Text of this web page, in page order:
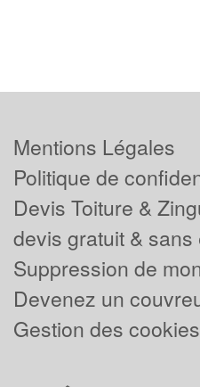
Mentions Légales
Politique de
Devis Toiture &
devis gratuit &
Suppression de
Devenez un
Gestion des cookies